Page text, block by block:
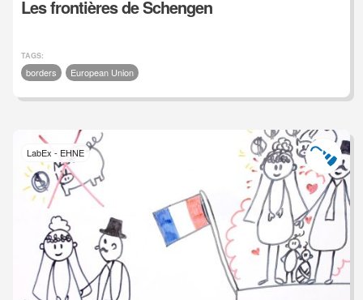
Les frontières de Schengen
TAGS:
borders European Union
LabEx - EHNE